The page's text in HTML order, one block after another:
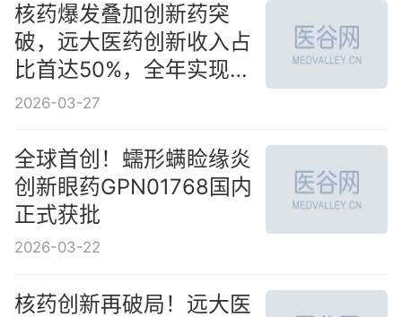
核药爆发叠加创新药突
破，远大医药创新收入占
比首达50%，全年实现32
项创新里程碑
2026-03-27
全球首创！蠕形螨睑缘炎
创新眼药GPN01768国内
正式获批
2026-03-22
核药创新再破局！远大医